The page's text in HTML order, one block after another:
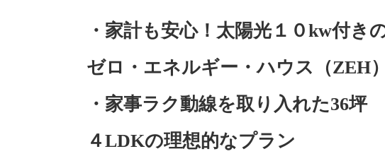
・家計も安心！太陽光１０kw付き
ゼロ・エネルギー・ハウス（ZEH）
・家事ラク動線を取り入れた36坪
４LDKの理想的なプラン